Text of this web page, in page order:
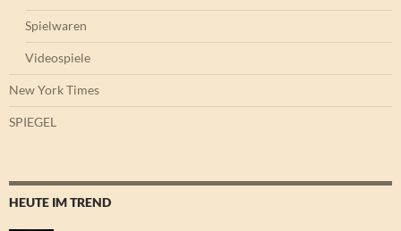
Spielwaren
Videospiele
New York Times
SPIEGEL
HEUTE IM TREND